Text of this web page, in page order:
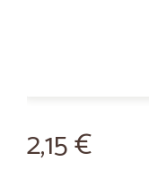
2,15 €